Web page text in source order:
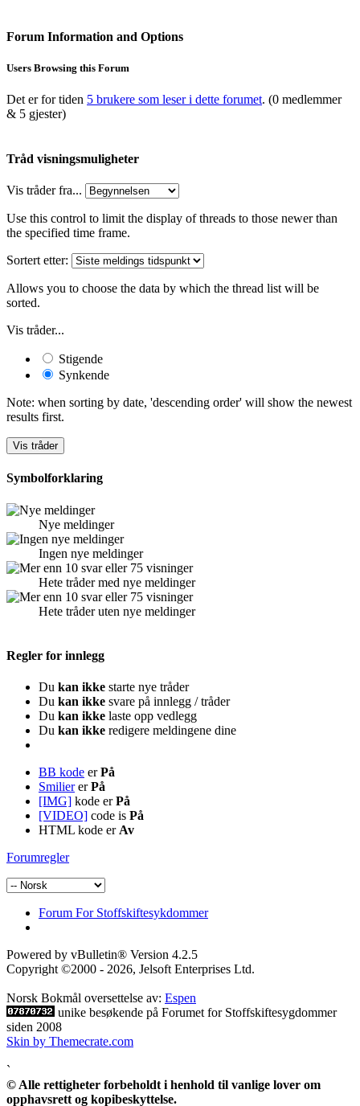
Forum Information and Options
Users Browsing this Forum
Det er for tiden 5 brukere som leser i dette forumet. (0 medlemmer
& 5 gjester)
Tråd visningsmuligheter
Vis tråder fra...
Use this control to limit the display of threads to those newer than
the specified time frame.
Sortert etter:
Allows you to choose the data by which the thread list will be
sorted.
Vis tråder...
Stigende
Synkende
Note: when sorting by date, 'descending order' will show the newest
results first.
Symbolforklaring
Nye meldinger
Ingen nye meldinger
Hete tråder med nye meldinger
Hete tråder uten nye meldinger
Regler for innlegg
Du kan ikke starte nye tråder
Du kan ikke svare på innlegg / tråder
Du kan ikke laste opp vedlegg
Du kan ikke redigere meldingene dine
BB kode erPå
SmiliererPå
[IMG] kode erPå
[VIDEO] code is På
HTML kode er Av
Forumregler
Forum For Stoffskiftesykdommer
Powered by vBulletin® Version 4.2.5
Copyright ©2000 - 2026, Jelsoft Enterprises Ltd.
Norsk Bokmål oversettelse av: Espen
unike besøkende på Forumet for Stoffskiftesygdommer
siden 2008
Skin by Themecrate.com
`
© Alle rettigheter forbeholdt i henhold til vanlige lover om
opphavsrett og kopibeskyttelse.